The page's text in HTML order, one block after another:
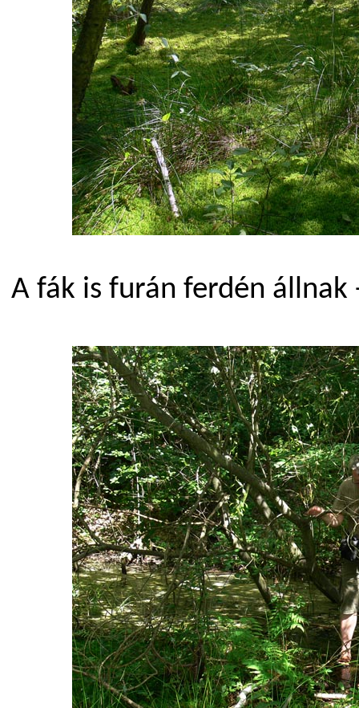
A fák is furán ferdén